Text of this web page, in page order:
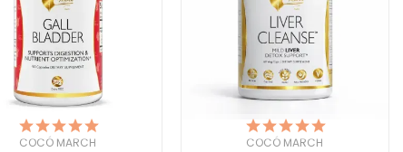
COCÓ MARCH COCÓ MARCH